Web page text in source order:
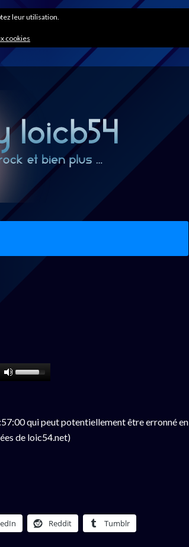
qui peut potentiellement être erronné en
de loic54.net)
Reddit Tumblr
leur utilisation.
cookies